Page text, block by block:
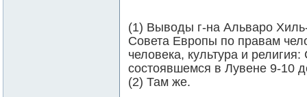
(1) Выводы г-на Альваро
Совета Европы по правам
человека, культура и
состоявшемся в Лувене 9-10
(2) Там же.